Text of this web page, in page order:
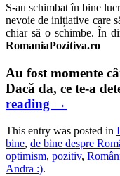
S-au schimbat în bine
nevoie de inițiative care
chiar să o schimbe. În
RomaniaPozitiva.ro
Au fost momente
Dacă da, ce te-a
reading →
This entry was posted in
bine, de bine despre
optimism, pozitiv,
Andra :).